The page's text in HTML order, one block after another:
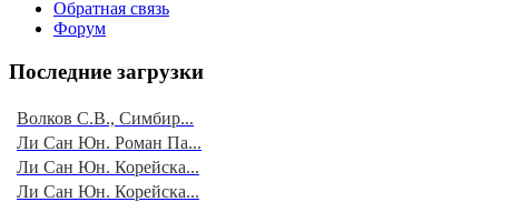
Обратная связь
Форум
Последние загрузки
Волков С.В., Симбир...
Ли Сан Юн. Роман Па...
Ли Сан Юн. Корейска...
Ли Сан Юн. Корейска...